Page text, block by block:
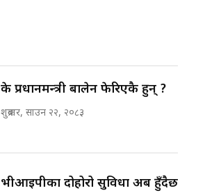
के प्रधानमन्त्री बालेन फेरिएकै हुन् ?
शुक्रबार, साउन २२, २०८३
भीआईपीका दोहोरो सुविधा अब हुँदैछ